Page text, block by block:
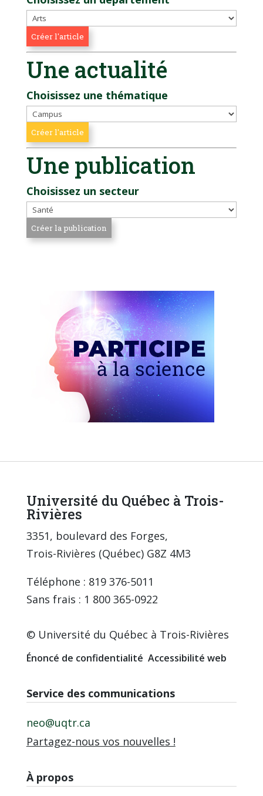
Une actualité
Choisissez une thématique
Une publication
Choisissez un secteur
Université du Québec à Trois-
Rivières
3351, boulevard des Forges,
Trois-Rivières (Québec) G8Z 4M3
Téléphone : 819 376-5011
Sans frais : 1 800 365-0922
© Université du Québec à Trois-Rivières
Énoncé de confidentialité Accessibilité web
Service des communications
neo@uqtr.ca
Partagez-nous vos nouvelles !
À propos